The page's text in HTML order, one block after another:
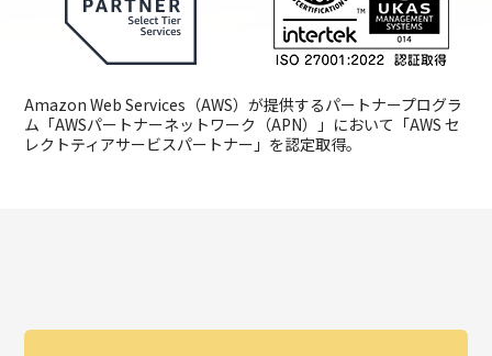
Amazon Web Services（AWS）が提供するパートナープログラ
ム「AWSパートナーネットワーク（APN）」において「AWS セ
レクトティアサービスパートナー」を認定取得。